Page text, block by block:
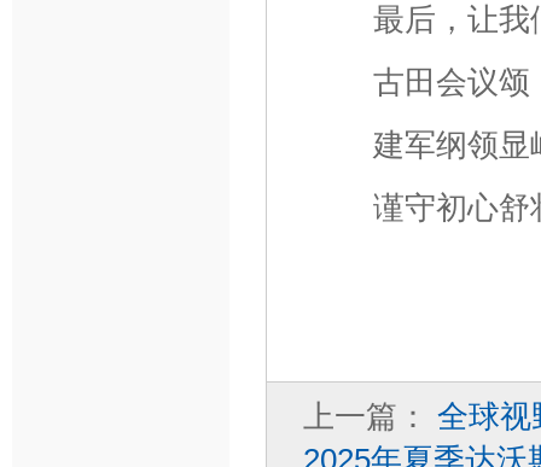
最后，让我
古田会议颂
建军纲领显
谨守初心舒
上一篇： 全球
2025年夏季达沃